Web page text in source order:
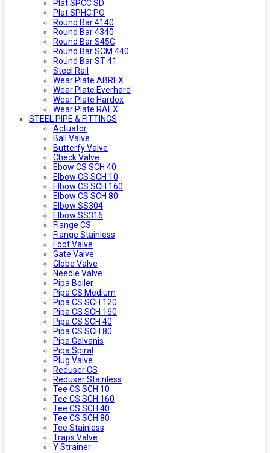
Plat SPCC SD
Plat SPHC PO
Round Bar 4140
Round Bar 4340
Round Bar S45C
Round Bar SCM 440
Round Bar ST 41
Steel Rail
Wear Plate ABREX
Wear Plate Everhard
Wear Plate Hardox
Wear Plate RAEX
STEEL PIPE & FITTINGS
Actuator
Ball Valve
Butterfy Valve
Check Valve
Ebow CS SCH 40
Elbow CS SCH 10
Elbow CS SCH 160
Elbow CS SCH 80
Elbow SS304
Elbow SS316
Flange CS
Flange Stainless
Foot Valve
Gate Valve
Globe Valve
Needle Valve
Pipa Boiler
Pipa CS Medium
Pipa CS SCH 120
Pipa CS SCH 160
Pipa CS SCH 40
Pipa CS SCH 80
Pipa Galvanis
Pipa Spiral
Plug Valve
Reduser CS
Reduser Stainless
Tee CS SCH 10
Tee CS SCH 160
Tee CS SCH 40
Tee CS SCH 80
Tee Stainless
Traps Valve
Y Strainer